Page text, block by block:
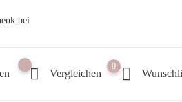
bei
Vergleichen
0